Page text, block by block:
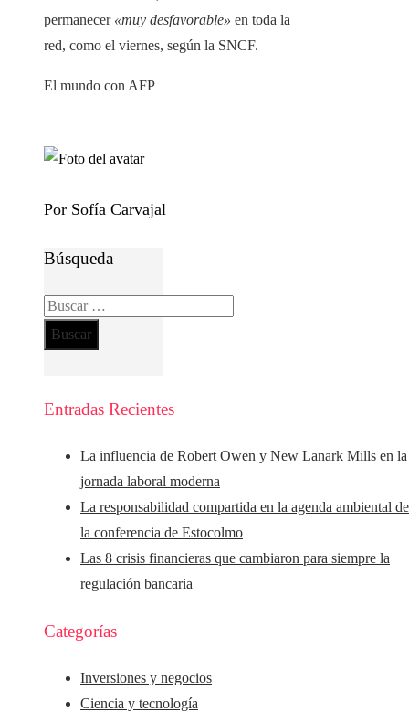
permanecer «muy desfavorable» en toda la
red, como el viernes, según la SNCF.
El mundo con AFP
Por Sofía Carvajal
Búsqueda
Buscar:
Entradas Recientes
La influencia de Robert Owen y New Lanark Mills en la
jornada laboral moderna
La responsabilidad compartida en la agenda ambiental
la conferencia de Estocolmo
Las 8 crisis financieras que cambiaron para siempre la
regulación bancaria
Categorías
Inversiones y negocios
Ciencia y tecnología